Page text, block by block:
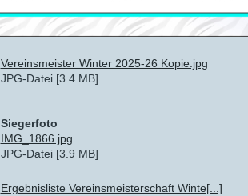
Vereinsmeister Winter 2025-26 Kopie.jpg
JPG-Datei [3.4 MB]
Siegerfoto
IMG_1866.jpg
JPG-Datei [3.9 MB]
Ergebnisliste Vereinsmeisterschaft Winte[...]